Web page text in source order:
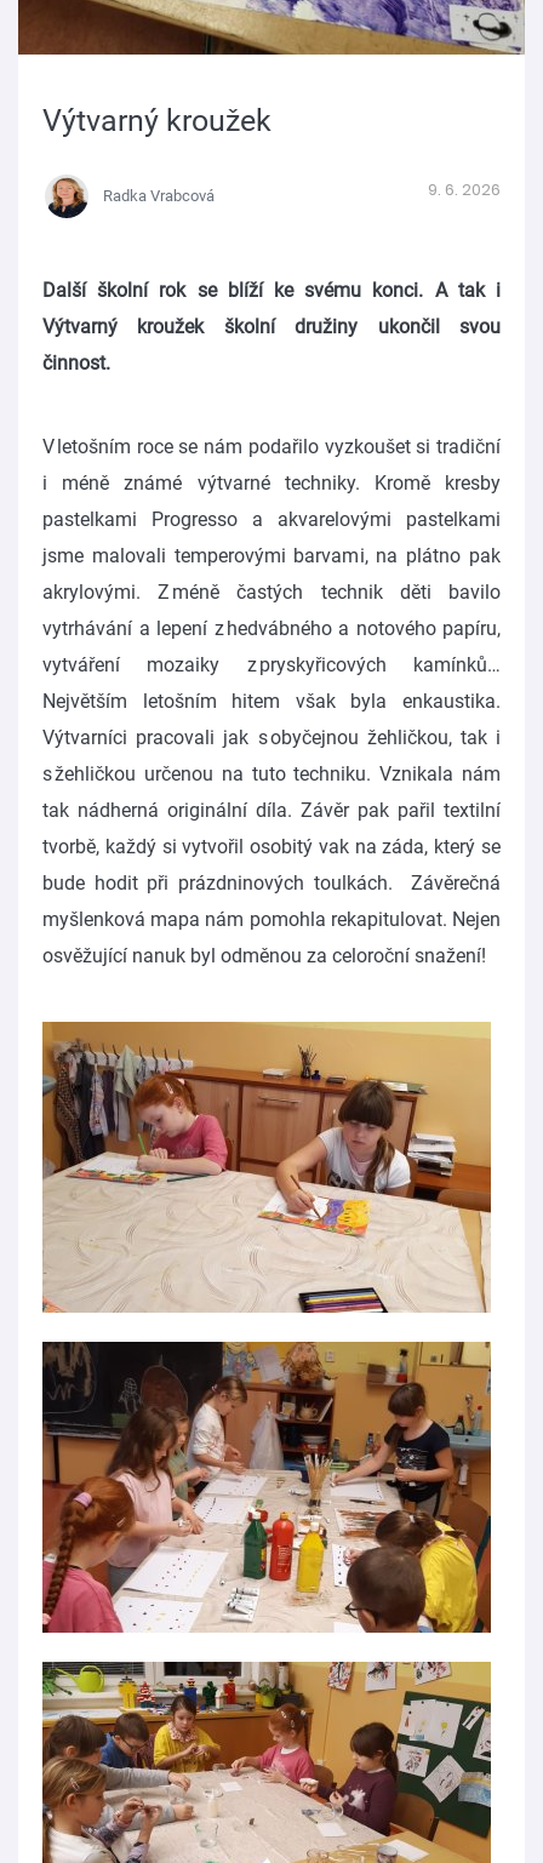
Výtvarný kroužek
Radka Vrabcová 9. 6. 2026
Další školní rok se blíží ke svému konci. A tak i
Výtvarný kroužek školní družiny ukončil svou
činnost.
V letošním roce se nám podařilo vyzkoušet si tradiční
i méně známé výtvarné techniky. Kromě kresby
pastelkami Progresso a akvarelovými pastelkami
jsme malovali temperovými barvami, na plátno pak
akrylovými. Z méně častých technik děti bavilo
vytrhávání a lepení z hedvábného a notového papíru,
vytváření mozaiky z pryskyřicových kamínků…
Největším letošním hitem však byla enkaustika.
Výtvarníci pracovali jak s obyčejnou žehličkou, tak i
s žehličkou určenou na tuto techniku. Vznikala nám
tak nádherná originální díla. Závěr pak pařil textilní
tvorbě, každý si vytvořil osobitý vak na záda, který se
bude hodit při prázdninových toulkách. Závěrečná
myšlenková mapa nám pomohla rekapitulovat. Nejen
osvěžující nanuk byl odměnou za celoroční snažení!